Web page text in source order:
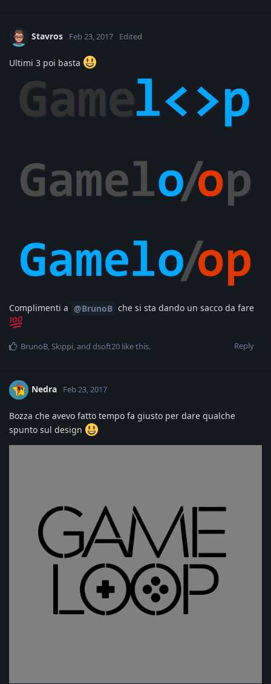
Stavros Feb 23, 2017 Edited
Ultimi 3 poi basta
Complimenti a @BrunoB che si sta dando un sacco da fare
Reply
BrunoB,Skippi, and dsoft20 like this.
Nedra Feb 23, 2017
Bozza che avevo fatto tempo fa giusto per dare qualche
spunto sul design